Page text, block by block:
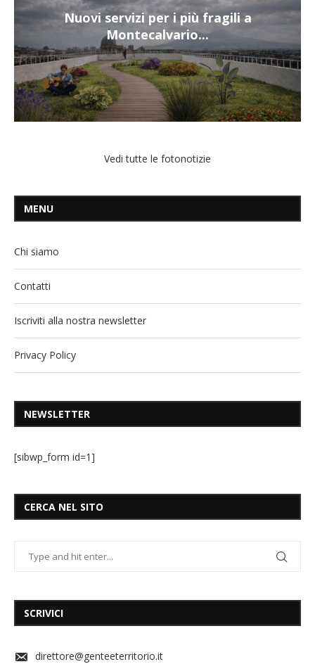
Nuovi servizi per i più fragili a
Montecalvario...
Vedi tutte le fotonotizie
MENU
Chi siamo
Contatti
Iscriviti alla nostra newsletter
Privacy Policy
NEWSLETTER
[sibwp_form id=1]
CERCA NEL SITO
SCRIVICI
direttore@genteeterritorio.it